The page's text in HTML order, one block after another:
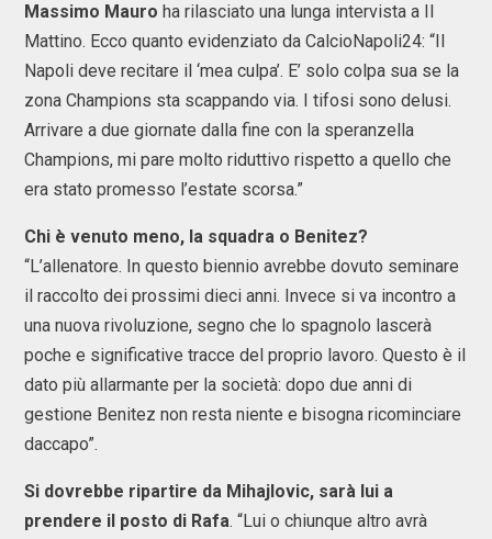
Massimo Mauro ha rilasciato una lunga intervista a Il
Mattino. Ecco quanto evidenziato da CalcioNapoli24: “Il
Napoli deve recitare il ‘mea culpa’. E’ solo colpa sua se la
zona Champions sta scappando via. I tifosi sono delusi.
Arrivare a due giornate dalla fine con la speranzella
Champions, mi pare molto riduttivo rispetto a quello che
era stato promesso l’estate scorsa.”
Chi è venuto meno, la squadra o Benitez?
“L’allenatore. In questo biennio avrebbe dovuto seminare
il raccolto dei prossimi dieci anni. Invece si va incontro a
una nuova rivoluzione, segno che lo spagnolo lascerà
poche e significative tracce del proprio lavoro. Questo è il
dato più allarmante per la società: dopo due anni di
gestione Benitez non resta niente e bisogna ricominciare
daccapo”.
Si dovrebbe ripartire da Mihajlovic, sarà lui a
prendere il posto di Rafa. “Lui o chiunque altro avrà